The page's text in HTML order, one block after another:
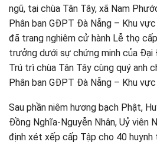
ngũ, tại chùa Tân Tây, xã Nam
Phân ban GĐPT Đà Nẵng – Khu
đã trang nghiêm cử hành Lễ thọ
trưởng dưới sự chứng minh của
Trú trì chùa Tân Tây cùng quý anh
Phân ban GĐPT Đà Nẵng – Khu
Sau phần niêm hương bạch Phật,
Đồng Nghĩa-Nguyễn Nhân, Uỷ viên
định xét xếp cấp Tập cho 40